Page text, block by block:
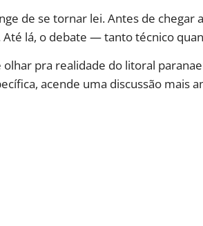
de se tornar lei. Antes de chegar
Até lá, o debate — tanto técnico
pra realidade do litoral
acende uma discussão mais